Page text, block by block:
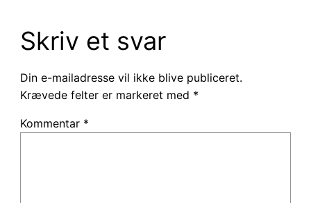
Skriv et svar
Din e-mailadresse vil ikke blive publiceret.
Krævede felter er markeret med *
Kommentar *